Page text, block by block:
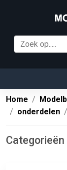
Home
onderdelen
Categorieën